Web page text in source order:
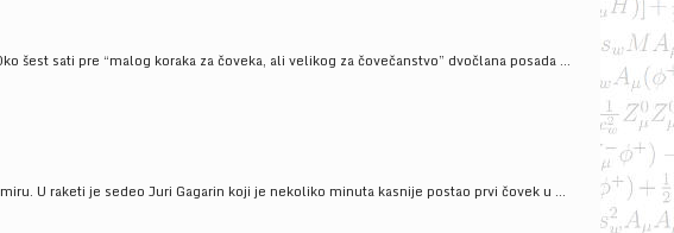
sati pre “malog koraka za čoveka, ali velikog za čovečanstvo” dvočlana posada ...
U raketi je sedeo Juri Gagarin koji je nekoliko minuta kasnije postao prvi čovek u ...